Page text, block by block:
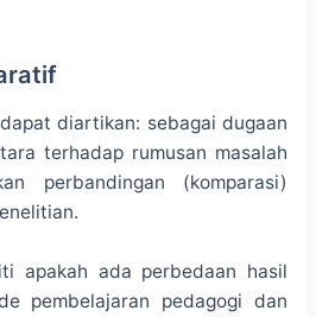
diartikan: sebagai dugaan
terhadap rumusan masalah
perbandingan (komparasi)
apakah ada perbedaan hasil
pembelajaran pedagogi dan